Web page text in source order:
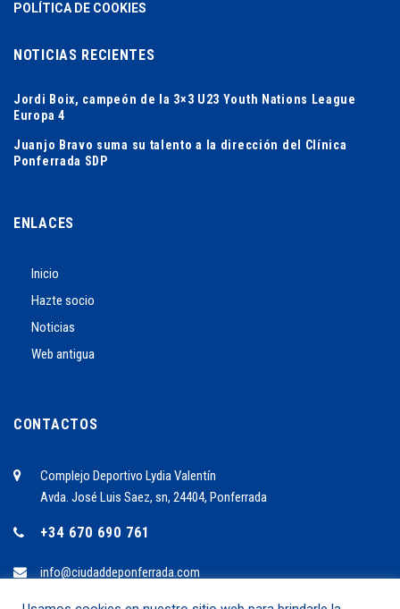
POLÍTICA DE COOKIES
NOTICIAS RECIENTES
Jordi Boix, campeón de la 3×3 U23 Youth Nations League
Europa 4
Juanjo Bravo suma su talento a la dirección del Clínica
Ponferrada SDP
ENLACES
Inicio
Hazte socio
Noticias
Web antigua
CONTACTOS
Complejo Deportivo Lydia Valentín
Avda. José Luis Saez, sn, 24404, Ponferrada
+34 670 690 761
info@ciudaddeponferrada.com